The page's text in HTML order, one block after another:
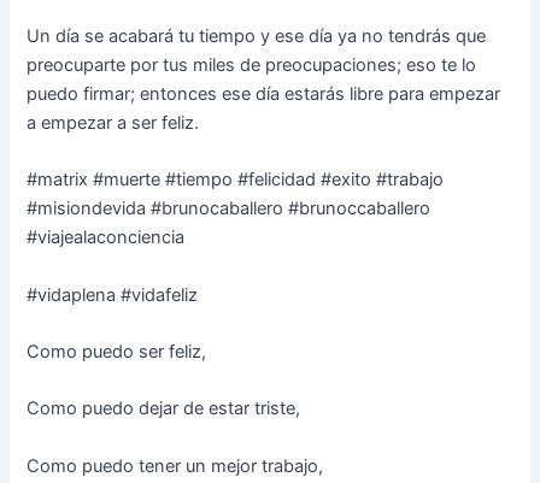
Un día se acabará tu tiempo y ese día ya no tendrás que
preocuparte por tus miles de preocupaciones; eso te lo
puedo firmar; entonces ese día estarás libre para empezar
a empezar a ser feliz.
#matrix #muerte #tiempo #felicidad #exito #trabajo
#misiondevida #brunocaballero #brunoccaballero
#viajealaconciencia
#vidaplena #vidafeliz
Como puedo ser feliz,
Como puedo dejar de estar triste,
Como puedo tener un mejor trabajo,